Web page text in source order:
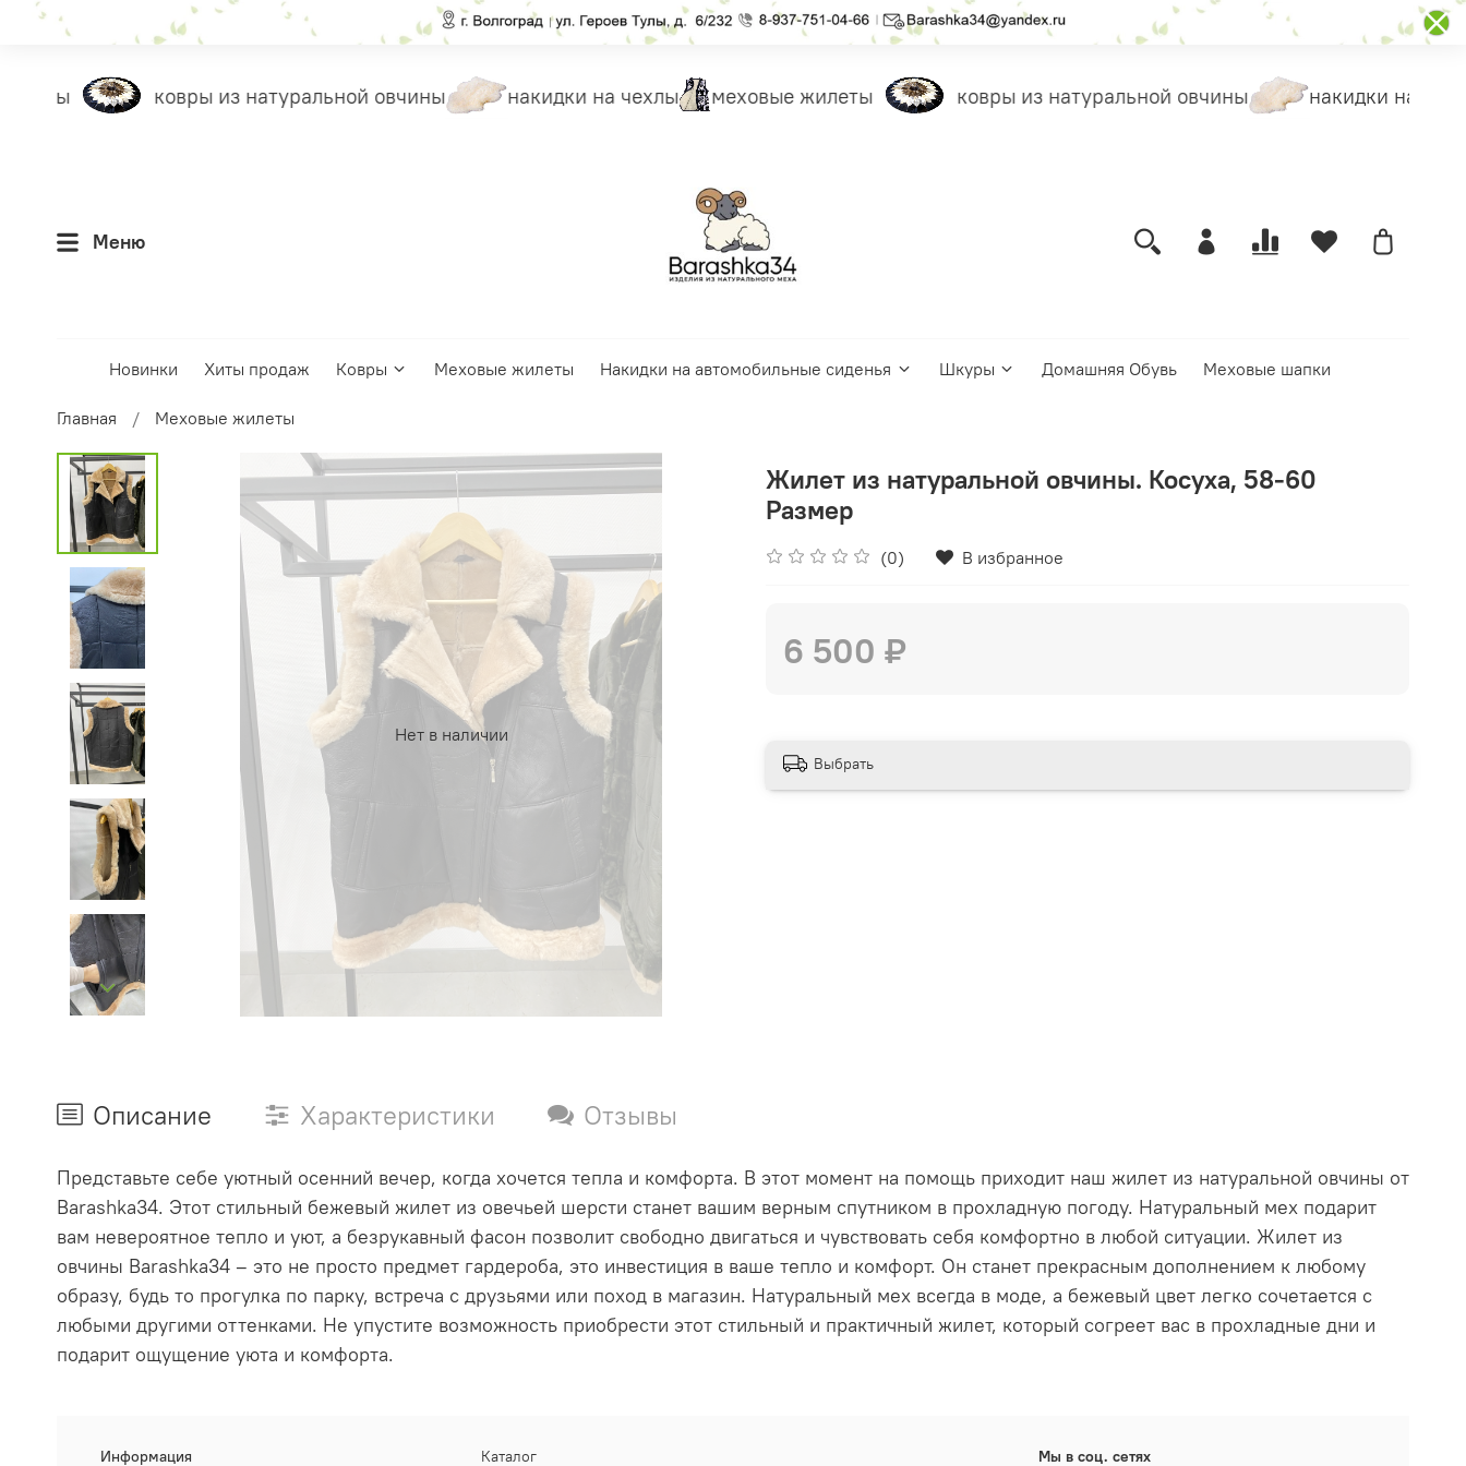
ковры из натуральной овчины накидки на чехлы меховые жилеты ковры из натуральной овчины накидки на чехлы
Меню
Новинки Хиты продаж Ковры Меховые жилеты Накидки на автомобильные сиденья Шкуры Домашняя Обувь Меховые шапки
Главная Меховые жилеты
Нет в наличии
Жилет из натуральной овчины. Косуха, 58-60
Размер
(0) В избранное
6 500 ₽
Выбрать
Описание Характеристики Отзывы
Представьте себе уютный осенний вечер, когда хочется тепла и комфорта. В этот момент на помощь приходит наш жилет из натуральной овчины от
Barashka34. Этот стильный бежевый жилет из овечьей шерсти станет вашим верным спутником в прохладную погоду. Натуральный мех подарит
вам невероятное тепло и уют, а безрукавный фасон позволит свободно двигаться и чувствовать себя комфортно в любой ситуации. Жилет из
овчины Barashka34 – это не просто предмет гардероба, это инвестиция в ваше тепло и комфорт. Он станет прекрасным дополнением к любому
образу, будь то прогулка по парку, встреча с друзьями или поход в магазин. Натуральный мех всегда в моде, а бежевый цвет легко сочетается с
любыми другими оттенками. Не упустите возможность приобрести этот стильный и практичный жилет, который согреет вас в прохладные дни и
подарит ощущение уюта и комфорта.
Информация Каталог Мы в соц. сетях